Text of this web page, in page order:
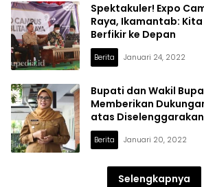
Spektakuler! Expo
Raya, Ikamantab: Kita
Berfikir ke Depan
Berita Januari 24, 2022
Bupati dan Wakil
Memberikan
atas
se-Blitar Raya
Berita Januari 20, 2022
Selengkapnya